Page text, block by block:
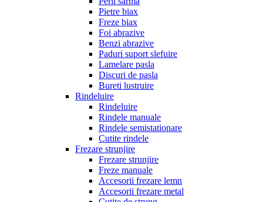
Pietre biax
Freze biax
Foi abrazive
Benzi abrazive
Paduri suport slefuire
Lamelare pasla
Discuri de pasla
Bureti lustruire
Rindeluire
Rindeluire
Rindele manuale
Rindele semistationare
Cutite rindele
Frezare strunjire
Frezare strunjire
Freze manuale
Accesorii frezare lemn
Accesorii frezare metal